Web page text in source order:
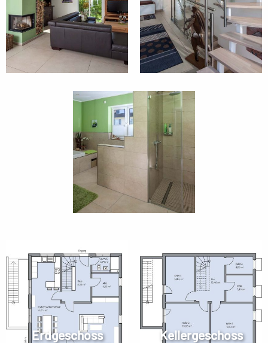
Erdgeschoss Kellergeschoss